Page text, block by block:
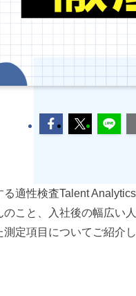
適性検査Talent
こと、入社後の幅広い
定項目についてご紹介し